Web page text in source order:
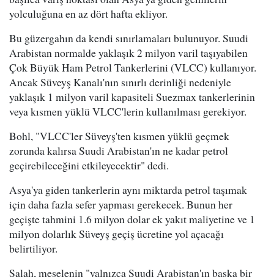
yolculuğuna en az dört hafta ekliyor.
Bu güzergahın da kendi sınırlamaları bulunuyor. Suudi
Arabistan normalde yaklaşık 2 milyon varil taşıyabilen
Çok Büyük Ham Petrol Tankerlerini (VLCC) kullanıyor.
Ancak Süveyş Kanalı'nın sınırlı derinliği nedeniyle
yaklaşık 1 milyon varil kapasiteli Suezmax tankerlerinin
veya kısmen yüklü VLCC'lerin kullanılması gerekiyor.
Bohl, "VLCC'ler Süveyş'ten kısmen yüklü geçmek
zorunda kalırsa Suudi Arabistan'ın ne kadar petrol
geçirebileceğini etkileyecektir" dedi.
Asya'ya giden tankerlerin aynı miktarda petrol taşımak
için daha fazla sefer yapması gerekecek. Bunun her
geçişte tahmini 1.6 milyon dolar ek yakıt maliyetine ve 1
milyon dolarlık Süveyş geçiş ücretine yol açacağı
belirtiliyor.
Salah, meselenin "yalnızca Suudi Arabistan'ın başka bir